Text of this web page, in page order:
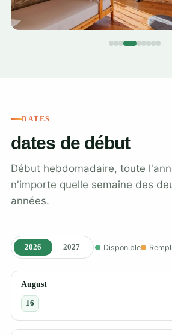
DATES
dates de début
Début hebdomadaire, toute
n'importe quelle semaine des
années.
2026 2027 Disponible
August
16